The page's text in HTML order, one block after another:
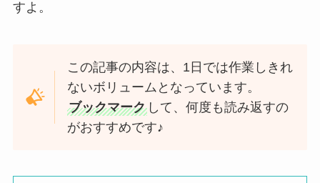
すよ。
この記事の内容は、1日では作業しきれ
ないボリュームとなっています。
ブックマーク して、何度も読み返すの
がおすすめです♪